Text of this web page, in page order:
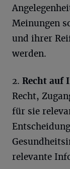
Meinungen
und ihrer
werden.
2. Recht auf
Recht,
für sie
relevante